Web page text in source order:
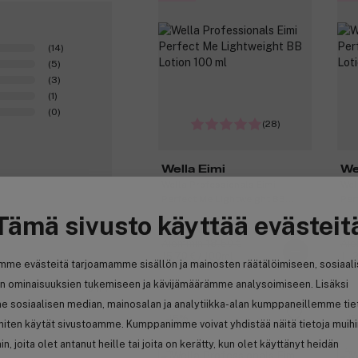
sivusto käyttää
evästeitä tarjoamamme sisällön ja mainosten räätälöimiseen,
ominaisuuksien tukemiseen ja kävijämäärämme analysoimiseen. Lisäksi
sosiaalisen median, mainosalan ja analytiikka-alan kumppaneillemme
käytät sivustoamme. Kumppanimme voivat yhdistää näitä tietoja
joita olet antanut heille tai joita on kerätty, kun olet käyttänyt heidän
(28)
Wella Eimi
Lotion 100 ml
15,70 €
-15% -
(14)
(5)
(3)
(1)
(0)
0